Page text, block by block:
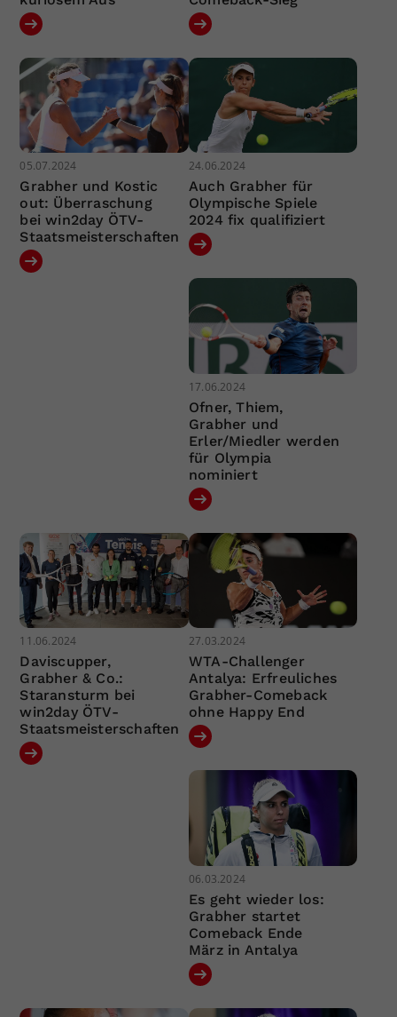
05.07.2024
Grabher und Kostic
out: Überraschung
bei win2day ÖTV-
Staatsmeisterschaften
24.06.2024
Auch Grabher für
Olympische Spiele
2024 fix qualifiziert
17.06.2024
Ofner, Thiem,
Grabher und
Erler/Miedler werden
für Olympia
nominiert
11.06.2024
Daviscupper,
Grabher & Co.:
Staransturm bei
win2day ÖTV-
Staatsmeisterschaften
27.03.2024
WTA-Challenger
Antalya: Erfreuliches
Grabher-Comeback
ohne Happy End
06.03.2024
Es geht wieder los:
Grabher startet
Comeback Ende
März in Antalya